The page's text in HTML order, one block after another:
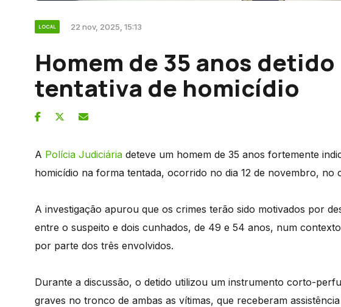
LOCAL 22 nov, 2025, 15:13
Homem de 35 anos
tentativa de homicídio
A Polícia Judiciária deteve um homem de 35 anos fortemente
homicídio na forma tentada, ocorrido no dia 12 de novembro, no
A investigação apurou que os crimes terão sido motivados por
entre o suspeito e dois cunhados, de 49 e 54 anos, num
por parte dos três envolvidos.
Durante a discussão, o detido utilizou um instrumento corto-
graves no tronco de ambas as vítimas, que receberam